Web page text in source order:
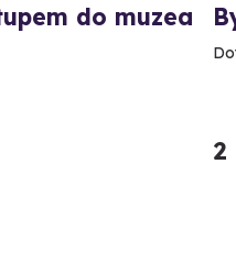
do muzea
2